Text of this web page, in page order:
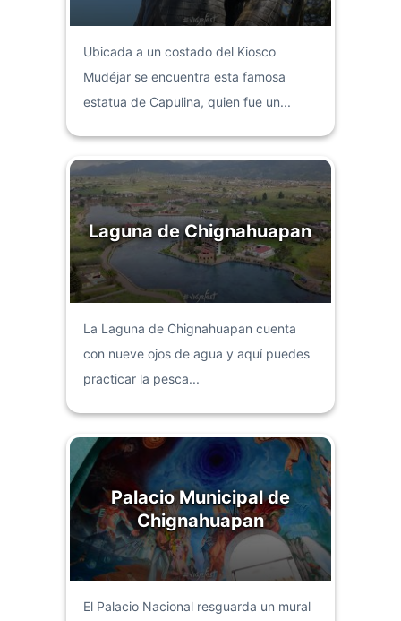
Ubicada a un costado del Kiosco
Mudéjar se encuentra esta famosa
estatua de Capulina, quien fue un...
Laguna de Chignahuapan
La Laguna de Chignahuapan cuenta
con nueve ojos de agua y aquí puedes
practicar la pesca...
Palacio Municipal de
Chignahuapan
El Palacio Nacional resguarda un mural